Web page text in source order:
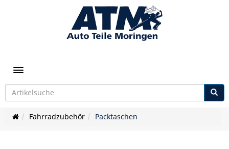
Toggle navigation
Fahrradzubehör Packtaschen